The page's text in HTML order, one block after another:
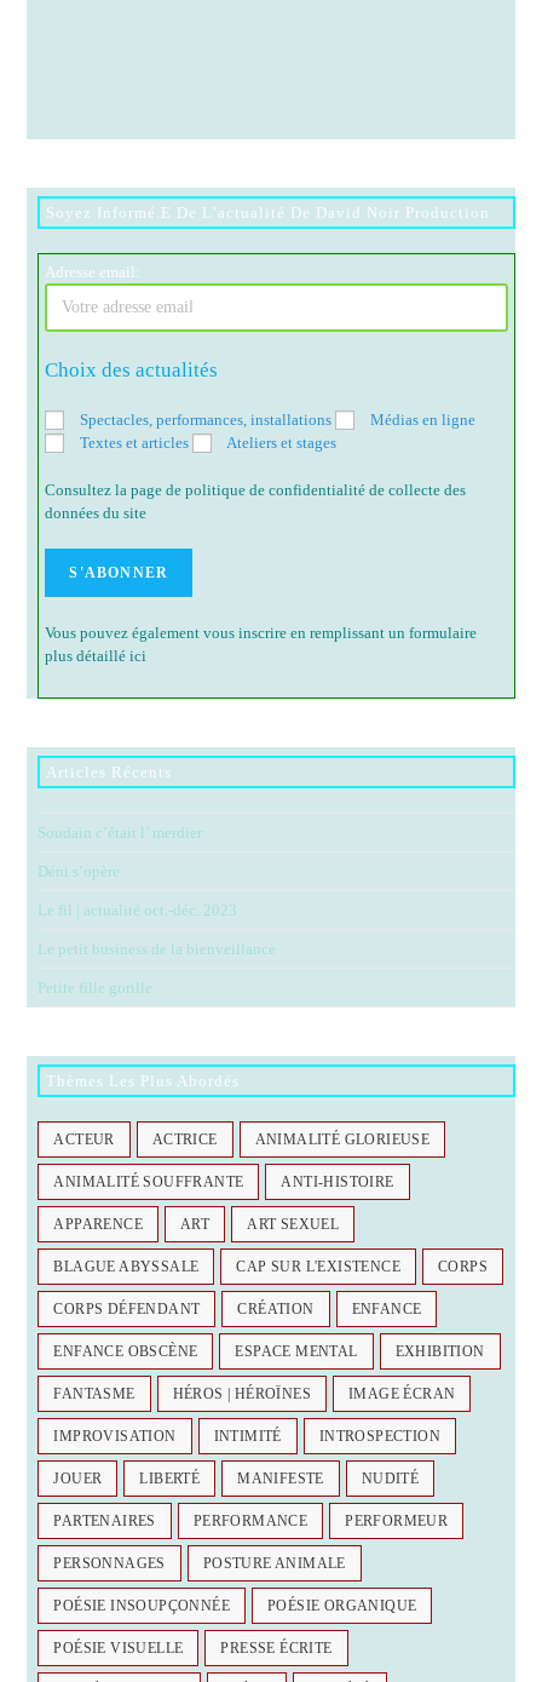
Soyez Informé.e De L’actualité De David Noir Production
Adresse email:
Choix des actualités
Spectacles, performances, installations
Médias en ligne
Textes et articles
Ateliers et stages
Consultez la page de politique de confidentialité de collecte des
données du site
Vous pouvez également vous inscrire en remplissant un formulaire
plus détaillé ici
Articles Récents
Soudain c’était l’ merdier
Déni s’opère
Le fil | actualité oct.-déc. 2023
Le petit business de la bienveillance
Petite fille gorille
Thèmes Les Plus Abordés
ACTEUR ACTRICE ANIMALITÉ GLORIEUSE
ANIMALITÉ SOUFFRANTE ANTI-HISTOIRE
APPARENCE ART ART SEXUEL
BLAGUE ABYSSALE CAP SUR L'EXISTENCE CORPS
CORPS DÉFENDANT CRÉATION ENFANCE
ENFANCE OBSCÈNE ESPACE MENTAL EXHIBITION
FANTASME HÉROS | HÉROÏNES IMAGE ÉCRAN
IMPROVISATION INTIMITÉ INTROSPECTION
JOUER LIBERTÉ MANIFESTE NUDITÉ
PARTENAIRES PERFORMANCE PERFORMEUR
PERSONNAGES POSTURE ANIMALE
POÉSIE INSOUPÇONNÉE POÉSIE ORGANIQUE
POÉSIE VISUELLE PRESSE ÉCRITE